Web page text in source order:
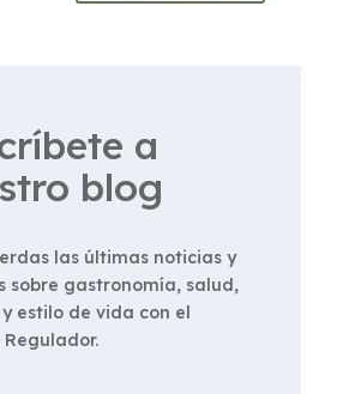
a
blog
las últimas noticias y
sobre gastronomía, salud,
estilo de vida con el
Regulador.